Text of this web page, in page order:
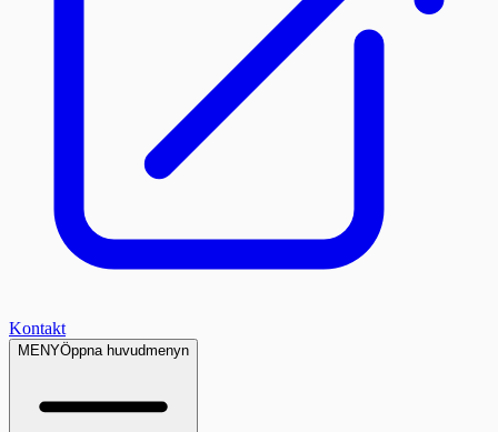
Kontakt
MENYÖppna huvudmenyn